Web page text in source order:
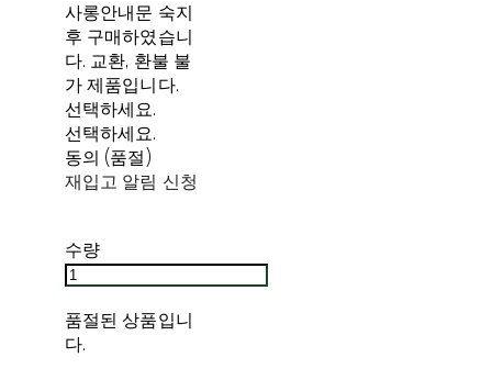
사롱안내문 숙지
후 구매하였습니
다. 교환, 환불 불
가 제품입니다.
선택하세요.
선택하세요.
동의 (품절)
재입고 알림 신청
수량
품절된 상품입니
다.